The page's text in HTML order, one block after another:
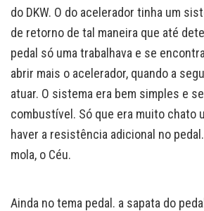
do DKW. O do acelerador tinha um
de retorno de tal maneira que até
pedal só uma trabalhava e se
abrir mais o acelerador, quando a
atuar. O sistema era bem simples e
combustível. Só que era muito chato
haver a resistência adicional no
mola, o Céu.
Ainda no tema pedal. a sapata do